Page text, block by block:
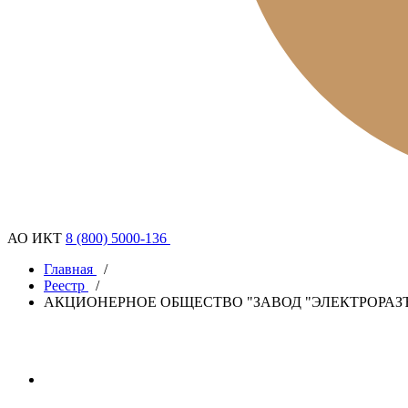
АО ИКТ 8 (800) 5000-136
Главная
/
Реестр
/
АКЦИОНЕРНОЕ ОБЩЕСТВО "ЗАВОД